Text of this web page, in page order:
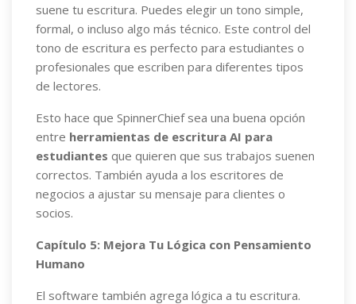
suene tu escritura. Puedes elegir un tono simple,
formal, o incluso algo más técnico. Este control del
tono de escritura es perfecto para estudiantes o
profesionales que escriben para diferentes tipos
de lectores.
Esto hace que SpinnerChief sea una buena opción
entre herramientas de escritura AI para
estudiantes que quieren que sus trabajos suenen
correctos. También ayuda a los escritores de
negocios a ajustar su mensaje para clientes o
socios.
Capítulo 5: Mejora Tu Lógica con Pensamiento
Humano
El software también agrega lógica a tu escritura.